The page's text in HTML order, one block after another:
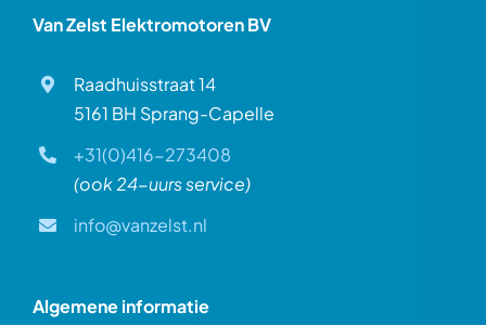
Van Zelst Elektromotoren BV
Raadhuisstraat 14
5161 BH Sprang-Capelle
+31(0)416-273408
(ook 24-uurs service)
info@vanzelst.nl
Algemene informatie